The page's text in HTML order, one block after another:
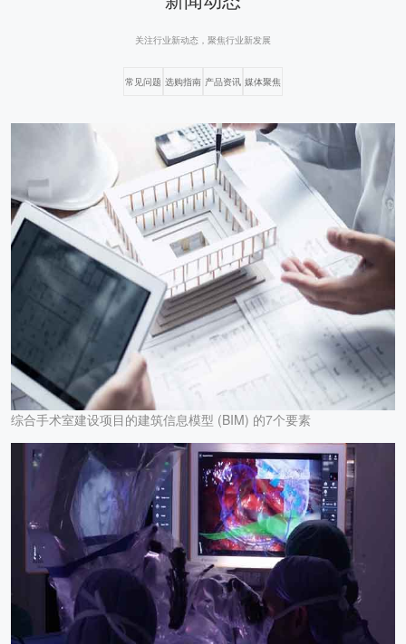
关注行业新动态，聚焦行业新发展
常见问题 选购指南 产品资讯 媒体聚焦
综合手术室建设项目的建筑信息模型 (BIM) 的7个要素